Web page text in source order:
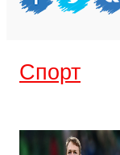
Спорт